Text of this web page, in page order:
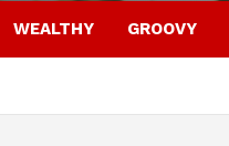
WEALTHY GROOVY